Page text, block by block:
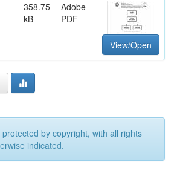
358.75
kB
Adobe
PDF
View/Open
by copyright, with all rights
indicated.